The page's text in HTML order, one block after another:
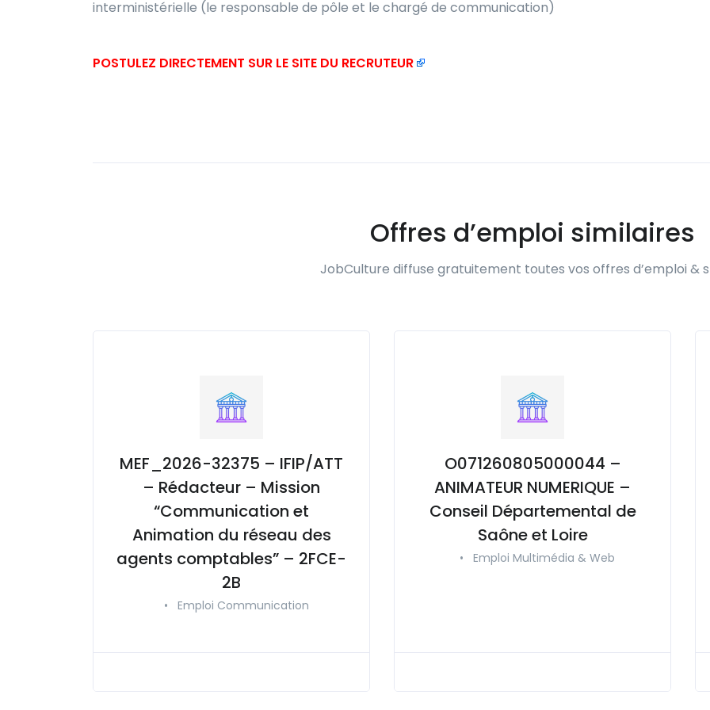
interministérielle (le responsable de pôle et le chargé de communication)
POSTULEZ DIRECTEMENT SUR LE SITE DU RECRUTEUR
Offres d’emploi similaires
JobCulture diffuse gratuitement toutes vos offres d’emploi &
MEF_2026-32375 – IFIP/ATT
– Rédacteur – Mission
“Communication et
Animation du réseau des
agents comptables” – 2FCE-
2B
• Emploi Communication
O071260805000044 –
ANIMATEUR NUMERIQUE –
Conseil Départemental de
Saône et Loire
• Emploi Multimédia & Web